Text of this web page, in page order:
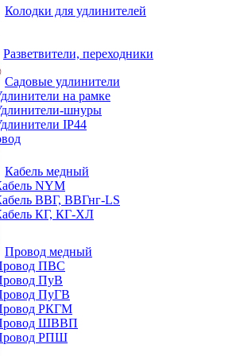
Колодки для удлинителей
Разветвители, переходники
Садовые удлинители
на рамке
шнуры
IP44
Кабель медный
NYM
ВВГ, ВВГнг-LS
КГ, КГ-ХЛ
Провод медный
ПВС
ПуВ
ПуГВ
РКГМ
ШВВП
РПШ